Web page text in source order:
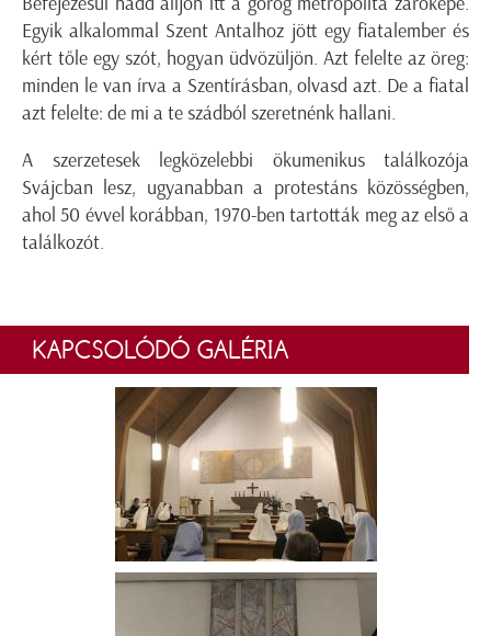
Egyik alkalommal Szent Antalhoz jött egy fiatalember és
kért tőle egy szót, hogyan üdvözüljön. Azt felelte az öreg:
minden le van írva a Szentírásban, olvasd azt. De a fiatal
azt felelte: de mi a te szádból szeretnénk hallani.
A szerzetesek legközelebbi ökumenikus találkozója
Svájcban lesz, ugyanabban a protestáns közösségben,
ahol 50 évvel korábban, 1970-ben tartották meg az első a
találkozót.
KAPCSOLÓDÓ GALÉRIA